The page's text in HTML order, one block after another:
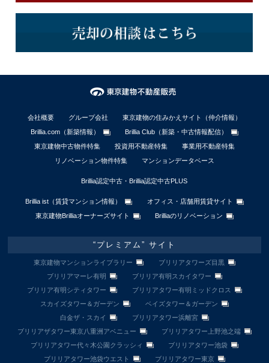
会社概要 グループ会社
東京建物の住みかえサイト（仲介情報）
Brillia.com（新築情報）
Brillia Club（新築・中古情報配信）
東京建物中古物件特集
投資用不動産特集
事業用不動産特集
リノベーション物件特集
マンションデータベース
Brillia認定中古・Brillia認定中古PLUS
Brillia ist（賃貸マンション情報）
オフィス・店舗用賃貸サイト
東京建物Brilliaオーナーズサイト
Brilliaのリノベーション
“プレミアム” サイト
東京建物マンションライブラリー
ブリリアタワーズ目黒
ブリリアマーレ有明
ブリリア有明スカイタワー
ブリリア有明シティタワー
ブリリアタワー有明ミッドクロス
スカイズタワー＆ガーデン
ベイズタワー＆ガーデン
白金ザ・スカイ
ブリリアタワー浜離宮
ブリリアザタワー東京八重洲アベニュー
ブリリアタワー上野池之端
ブリリアタワー代々木公園クラッシィ
ブリリアタワー池袋
ブリリアタワー池袋ウエスト
ブリリアタワー東京